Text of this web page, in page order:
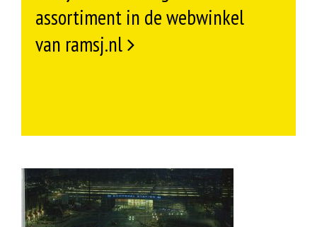
assortiment in de webwinkel
van ramsj.nl